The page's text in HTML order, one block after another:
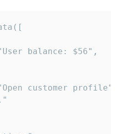
balance: $56",
customer